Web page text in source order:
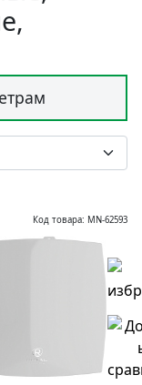
Код товара: MN-62593